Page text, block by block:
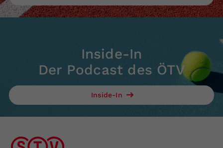
Inside-In
Der Podcast des ÖTV
Inside-In